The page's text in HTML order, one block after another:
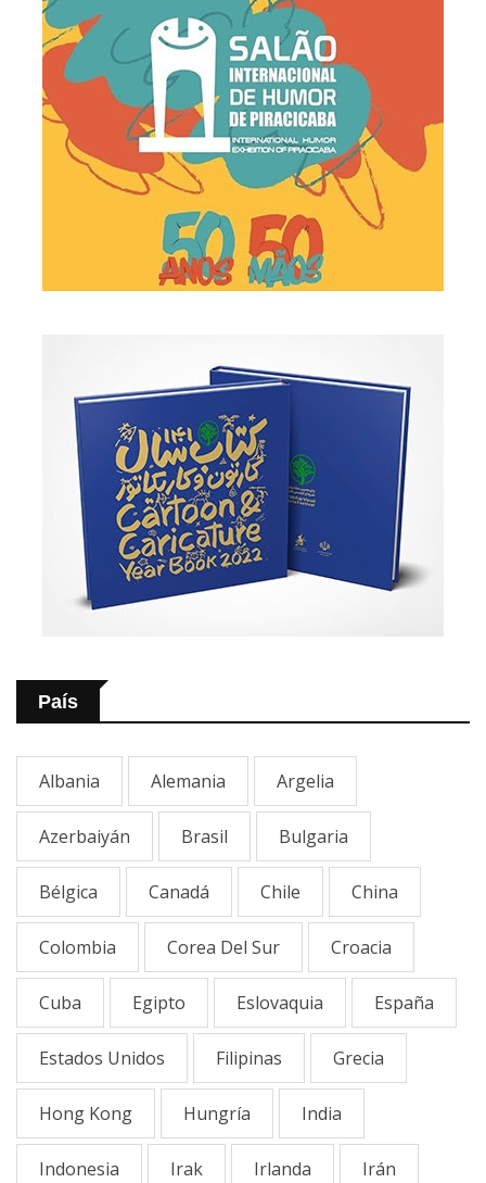
País
Albania Alemania Argelia
Azerbaiyán Brasil Bulgaria
Bélgica Canadá Chile China
Colombia Corea Del Sur Croacia
Cuba Egipto Eslovaquia España
Estados Unidos Filipinas Grecia
Hong Kong Hungría India
Indonesia Irak Irlanda Irán